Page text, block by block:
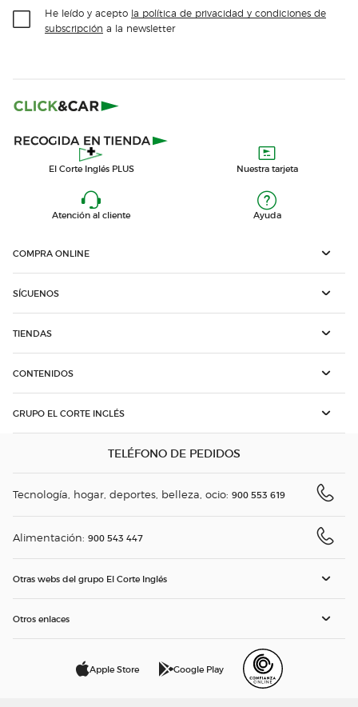
He leído y acepto la política de privacidad y condiciones de
subscripción a la newsletter
El Corte Inglés PLUS Nuestra tarjeta
Atención al cliente Ayuda
COMPRA ONLINE
SÍGUENOS
TIENDAS
CONTENIDOS
GRUPO EL CORTE INGLÉS
TELÉFONO DE PEDIDOS
Tecnología, hogar, deportes, belleza, ocio: 900 553 619
Alimentación: 900 543 447
Otras webs del grupo El Corte Inglés
Otros enlaces
Apple Store Google Play